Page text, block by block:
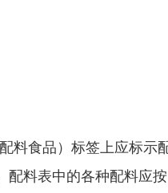
料食品） 标签上应标示
配料表中的各种配料应按